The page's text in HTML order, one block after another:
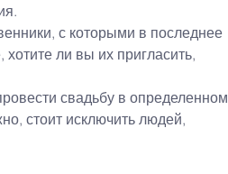
с которыми в последнее
ли вы их пригласить,
свадьбу в определенном
стоит исключить людей,